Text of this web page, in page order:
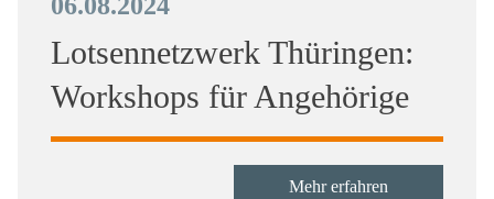
Lotsennetzwerk Thüringen:
Workshops für Angehörige
Mehr erfahren